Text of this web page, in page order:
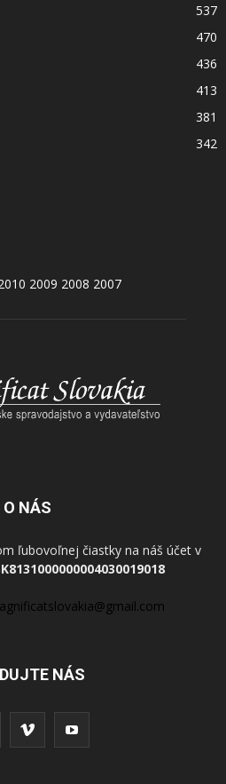
537
470
436
413
381
342
2009 2008 2007
O NÁS
ľubovoľnej čiastky na náš účet v
NÁS